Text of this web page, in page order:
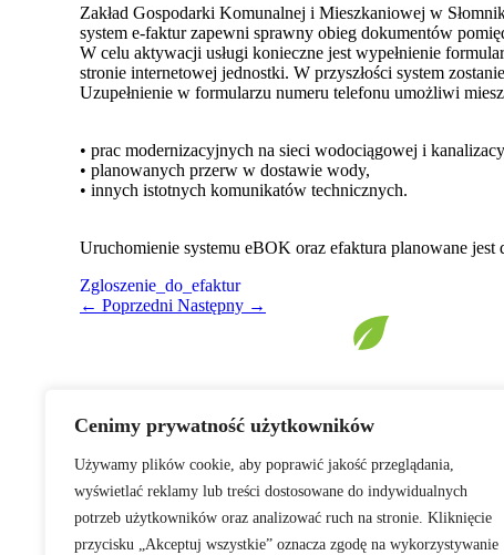
Cenimy prywatność użytkowników
Używamy plików cookie, aby poprawić jakość przeglądania,
wyświetlać reklamy lub treści dostosowane do indywidualnych
potrzeb użytkowników oraz analizować ruch na stronie. Kliknięcie
przycisku „Akceptuj wszystkie” oznacza zgodę na wykorzystywanie
Zakład Gospodarki Komunalnej i Mieszkaniowej w
system e-faktur zapewni sprawny obieg dokumentów
W celu aktywacji usługi konieczne jest wypełnienie
stronie internetowej jednostki. W przyszłości system
Uzupełnienie w formularzu numeru telefonu umożliwi
• prac modernizacyjnych na sieci wodociągowej i
• planowanych przerw w dostawie wody,
• innych istotnych komunikatów technicznych.
Uruchomienie systemu eBOK oraz efaktura planowane jest
Zgloszenie_do_efaktur
← Poprzedni Następny →
Zakład Gospodarki Komunalnej i Mieszkaniowejw
Słomnikach